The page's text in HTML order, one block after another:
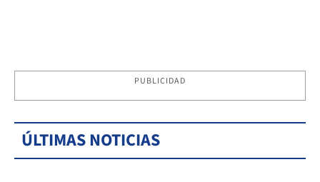
PUBLICIDAD
ÚLTIMAS NOTICIAS